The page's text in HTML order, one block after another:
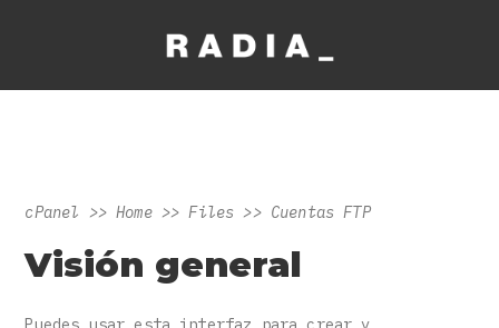
cPanel >> Home >> Files >> Cuentas FTP
Visión general